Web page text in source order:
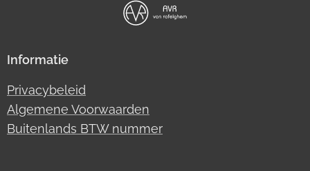
Informatie
Privacybeleid
Algemene Voorwaarden
Buitenlands BTW nummer